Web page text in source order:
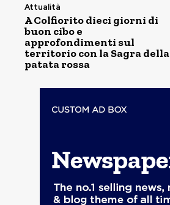
Attualità
A Colfiorito dieci giorni di
buon cibo e
approfondimenti sul
territorio con la Sagra della
patata rossa